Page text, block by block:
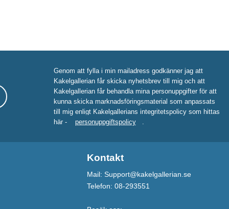
Genom att fylla i min mailadress godkänner jag att
Kakelgallerian får skicka nyhetsbrev till mig och att
Kakelgallerian får behandla mina personuppgifter för att
kunna skicka marknadsföringsmaterial som anpassats
till mig enligt Kakelgallerians integritetspolicy som hittas
här -
personuppgiftspolicy
Kontakt
Mail: Support@kakelgallerian.se
Telefon: 08-293551